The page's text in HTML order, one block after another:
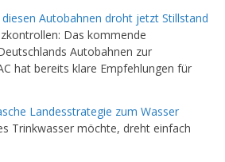
Autobahnen droht jetzt Stillstand
Das kommende
Autobahnen zur
hat bereits klare Empfehlungen für
Landesstrategie zum Wasser
Trinkwasser möchte, dreht einfach